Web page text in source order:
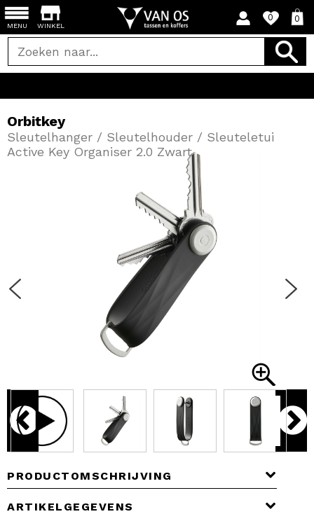
WINKEL
0 0
MENU
PRODUCTOMSCHRIJVING
ARTIKELGEGEVENS
Orbitkey
Sleutelhanger / Sleutelhouder / Sleuteletui
Active Key Organiser 2.0 Zwart